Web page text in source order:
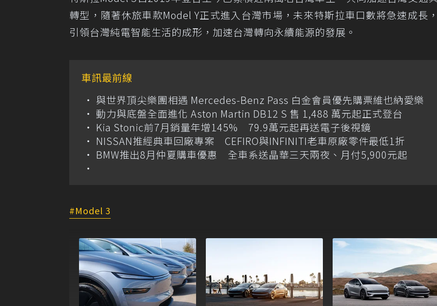
轉型，隨著休旅車款Model Y正式進入台灣市場，未來特斯拉車口數將急速成長
引領台灣純電智能生活的成形，加速台灣轉向永續能源的發展。
車訊最前線
與世界頂尖樂團相遇 Mercedes-Benz Pass 白金會員優先購票維也納愛樂
動力與底盤全面進化 Aston Martin DB12 S 售 1,488 萬元起正式登台
Kia Stonic前7月銷量年增145% 79.9萬元起再送電子後視鏡
NISSAN推經典車回廠專案 CEFIRO與INFINITI老車原廠零件最低1折
BMW推出8月仲夏購車優惠 全車系送晶華三天兩夜、月付5,900元起
Model 3